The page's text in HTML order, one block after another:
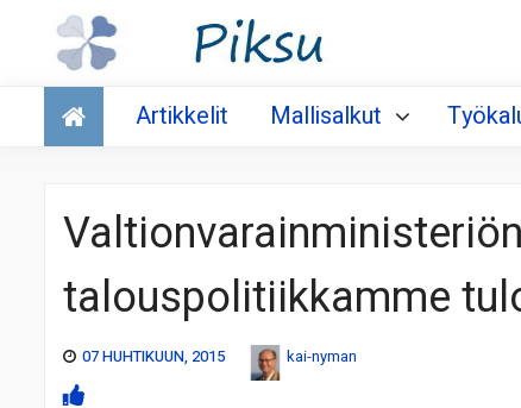
Talous
Artikkelit Mallisalkut
talouspolitiikkamme
07 HUHTIKUUN, 2015 kai-nyman